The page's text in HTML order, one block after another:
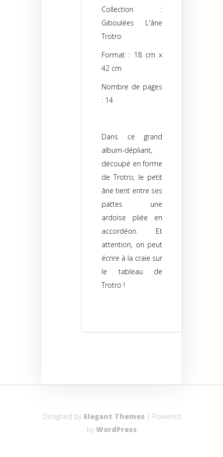
Collection :
Giboulées L'âne
Trotro
Format : 18 cm x
42 cm
Nombre de pages
: 14
Dans ce grand
album-dépliant,
découpé en forme
de Trotro, le petit
âne tient entre ses
pattes une
ardoise pliée en
accordéon. Et
attention, on peut
écrire à la craie sur
le tableau de
Trotro !
Designed by Elegant Themes | Powered
by WordPress